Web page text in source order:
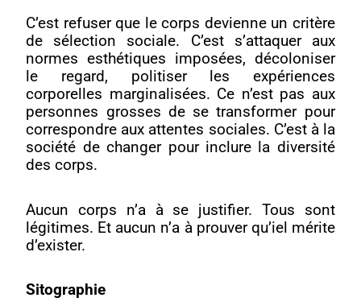
C’est refuser que le corps devienne un critère
de sélection sociale. C’est s’attaquer aux
normes esthétiques imposées, décoloniser
le regard, politiser les expériences
corporelles marginalisées. Ce n’est pas aux
personnes grosses de se transformer pour
correspondre aux attentes sociales. C’est à la
société de changer pour inclure la diversité
des corps.
Aucun corps n’a à se justifier. Tous sont
légitimes. Et aucun n’a à prouver qu’iel mérite
d’exister.
Sitographie